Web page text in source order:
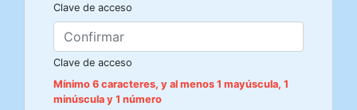
Clave de acceso
Clave de acceso
Mínimo 6 caracteres, y al menos 1 mayúscula, 1
minúscula y 1 número